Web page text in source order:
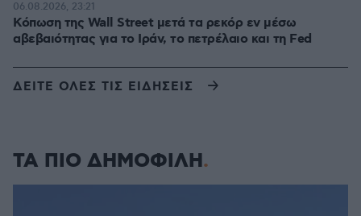
Κόπωση της Wall Street μετά τα ρεκόρ εν μέσω
αβεβαιότητας για το Ιράν, το πετρέλαιο και τη Fed
06.08.2026, 23:21
ΔΕΙΤΕ ΟΛΕΣ ΤΙΣ ΕΙΔΗΣΕΙΣ
ΤΑ ΠΙΟ ΔΗΜΟΦΙΛΗ